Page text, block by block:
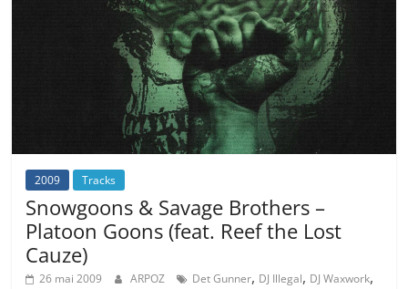
2009 Tracks
Snowgoons & Savage Brothers –
Platoon Goons (feat. Reef the Lost
Cauze)
26 mai 2009 ARPOZ Det Gunner, DJ Illegal, DJ Waxwork,